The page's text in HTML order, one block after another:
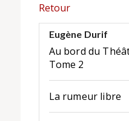
Retour
Eugène Durif
Au bord du
Tome 2
La rumeur libre